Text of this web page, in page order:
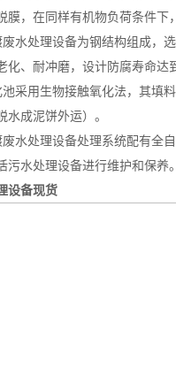
膜，在同样有机物负荷条件下
处理设备为钢结构组成，选
化、耐冲磨，设计防腐寿命达
用生物接触氧化法，其填料
水成泥饼外运）。
处理设备处理系统配有全自
污水处理设备进行维护和保养。
设备现货